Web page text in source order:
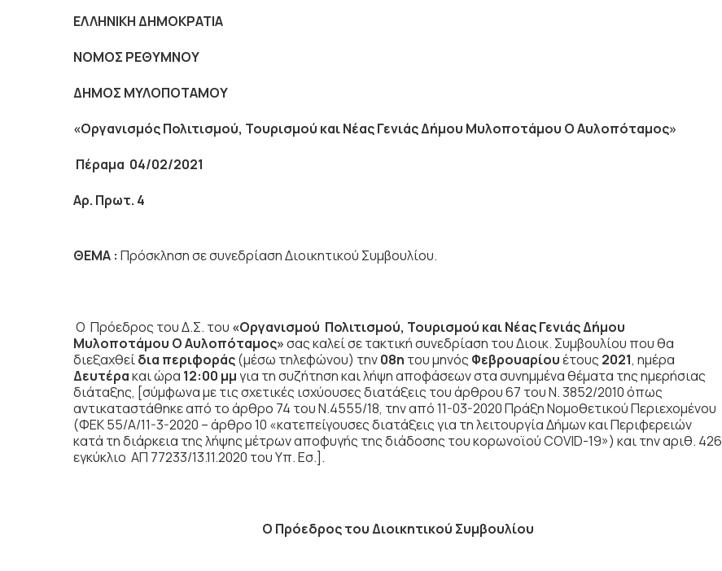
ΕΛΛΗΝΙΚΗ ΔΗΜΟΚΡΑΤΙΑ
NOMOΣ ΡΕΘΥΜΝΟΥ
ΔΗΜΟΣ ΜΥΛΟΠΟΤΑΜΟΥ
«Οργανισμός Πολιτισμού, Τουρισμού και Νέας Γενιάς Δήμου Μυλοποτάμου Ο Αυλοπόταμος»
Πέραμα 04/02/2021
Αρ. Πρωτ. 4
ΘΕΜΑ : Πρόσκληση σε συνεδρίαση Διοικητικού Συμβουλίου.
Ο Πρόεδρος του Δ.Σ. του «Οργανισμού Πολιτισμού, Τουρισμού και Νέας Γενιάς Δήμου
Μυλοποτάμου Ο Αυλοπόταμος»σας καλεί σε τακτική συνεδρίαση του Διοικ. Συμβουλίου που θα
διεξαχθείδια περιφοράς(μέσω τηλεφώνου) την08η του μηνός Φεβρουαρίουέτους 2021, ημέρα
Δευτέρακαι ώρα 12:00 μμγια τη συζήτησηκαι λήψη αποφάσεων στα συνημμένα θέματα της ημερήσιας
διάταξης, [σύμφωνα με τις σχετικές ισχύουσες διατάξεις του άρθρου 67 του Ν. 3852/2010 όπως
αντικαταστάθηκε από το άρθρο 74 του Ν.4555/18, την από 11-03-2020 Πράξη Νομοθετικού Περιεχομένου
(ΦΕΚ 55/Α/11-3-2020 – άρθρο 10 «κατεπείγουσες διατάξεις για τη λειτουργία Δήμων και Περιφερειών
κατά τη διάρκεια της λήψης μέτρων αποφυγής της διάδοσης του κορωνοϊού COVID-19») και την αριθ. 426
εγκύκλιο ΑΠ 77233/13.11.2020 του Υπ. Εσ.].
Ο Πρόεδρος του Διοικητικού Συμβουλίου